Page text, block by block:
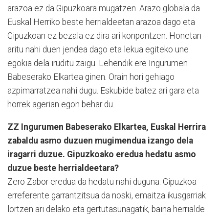
arazoa ez da Gipuzkoara mugatzen. Arazo globala da.
Euskal Herriko beste herrialdeetan arazoa dago eta
Gipuzkoan ez bezala ez dira ari konpontzen. Honetan
aritu nahi duen jendea dago eta lekua egiteko une
egokia dela iruditu zaigu. Lehendik ere Ingurumen
Babeserako Elkartea ginen. Orain hori gehiago
azpimarratzea nahi dugu. Eskubide batez ari gara eta
horrek agerian egon behar du.
ZZ Ingurumen Babeserako Elkartea, Euskal Herrira
zabaldu asmo duzuen mugimendua izango dela
iragarri duzue. Gipuzkoako eredua hedatu asmo
duzue beste herrialdeetara?
Zero Zabor eredua da hedatu nahi duguna. Gipuzkoa
erreferente garrantzitsua da noski, emaitza ikusgarriak
lortzen ari delako eta gertutasunagatik, baina herrialde